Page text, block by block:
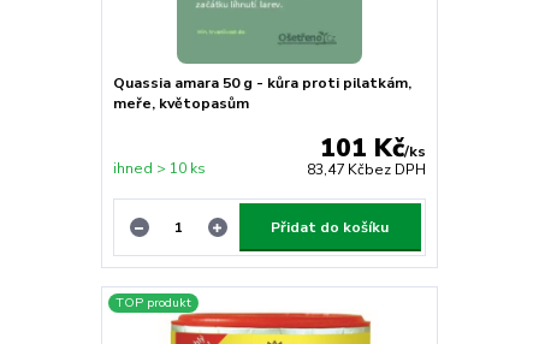
Quassia amara 50 g - kůra proti pilatkám,
meře, květopasům
101 Kč/ks
83,47 Kčbez DPH
ihned > 10 ks
Přidat do košíku
TOP produkt